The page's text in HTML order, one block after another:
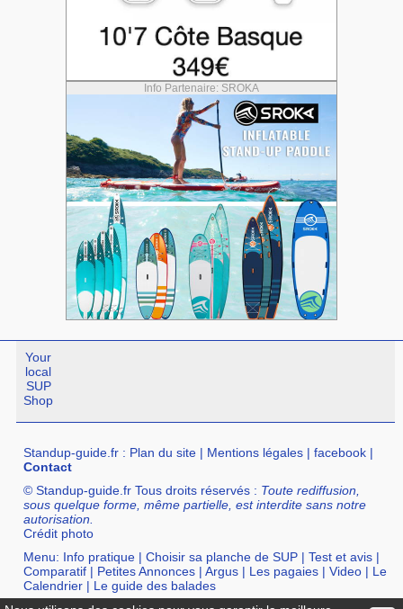
Info Partenaire: SROKA
Your
local
SUP
Shop
Standup-guide.fr : Plan du site | Mentions légales |facebook |
Contact
© Standup-guide.fr Tous droits réservés : Toute rediffusion,
sous quelque forme, même partielle, est interdite sans notre
autorisation.
Crédit photo
Menu: Info pratique |Choisir sa planche de SUP |Test et avis |
Comparatif | Petites Annonces |Argus | Les pagaies |Video | Le
Calendrier | Le guide des balades